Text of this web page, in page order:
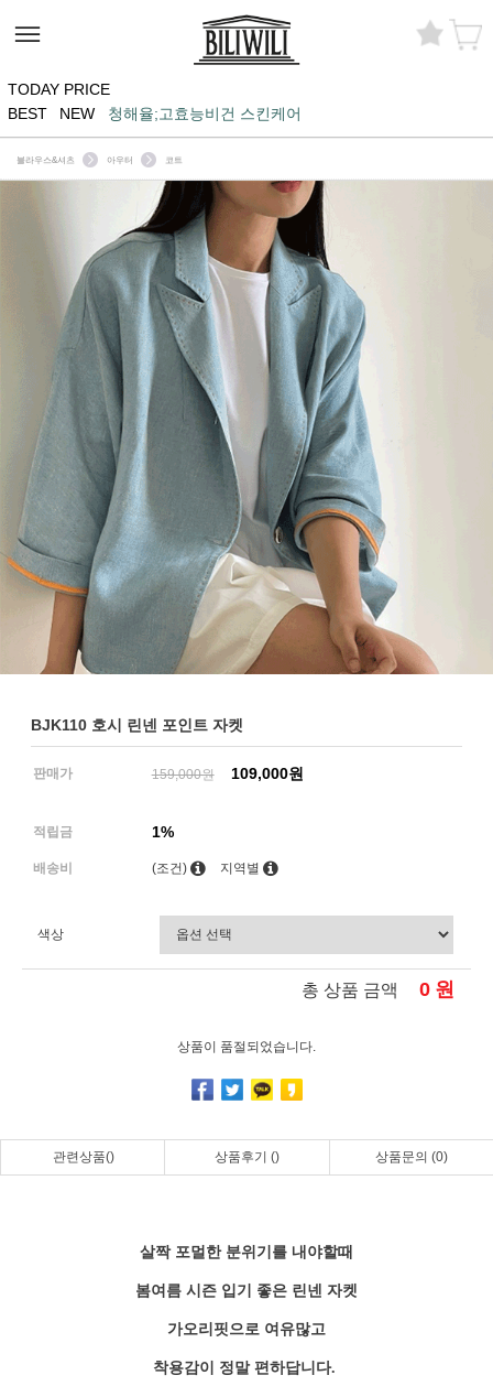
TODAY PRICE
BEST
NEW 청해율;고효능비건 스킨케어
블라우스&셔츠 아우터 코트
BJK110 호시 린넨 포인트 자켓
판매가 159,000원 109,000원
적립금 1%
배송비 (조건) 지역별
색상
총 상품 금액 0 원
상품이 품절되었습니다.
관련상품() 상품후기 () 상품문의 (0)
살짝 포멀한 분위기를 내야할때
봄여름 시즌 입기 좋은 린넨 자켓
가오리핏으로 여유많고
착용감이 정말 편하답니다.